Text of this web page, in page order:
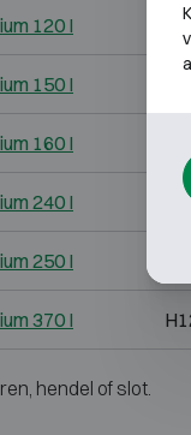
120 I
150 I
160 I
240 I
250 I
370 I
hendel of slot.